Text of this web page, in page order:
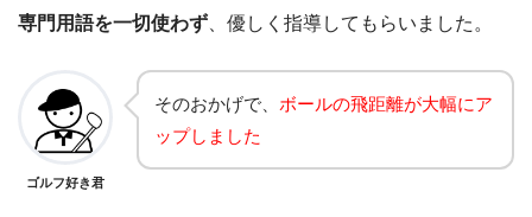
専門用語を一切使わず、優しく指導してもらいました。
ゴルフ好き君
そのおかげで、 ボールの飛距離が大幅にア
ップしました